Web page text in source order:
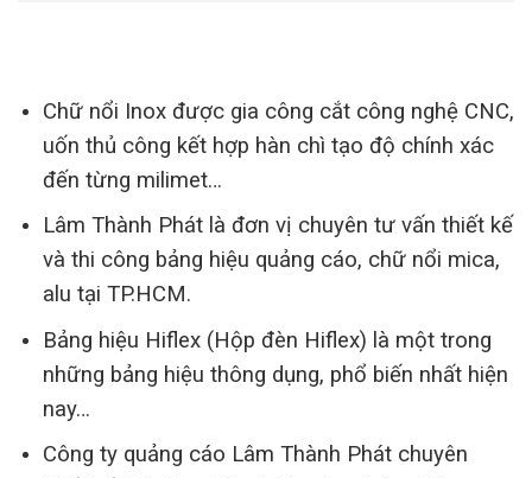
Chữ nổi Inox được gia công cắt công nghệ CNC,
uốn thủ công kết hợp hàn chì tạo độ chính xác
đến từng milimet…
Lâm Thành Phát là đơn vị chuyên tư vấn thiết kế
và thi công bảng hiệu quảng cáo, chữ nổi mica,
alu tại TP.HCM.
Bảng hiệu Hiflex (Hộp đèn Hiflex) là một trong
những bảng hiệu thông dụng, phổ biến nhất hiện
nay…
Công ty quảng cáo Lâm Thành Phát chuyên